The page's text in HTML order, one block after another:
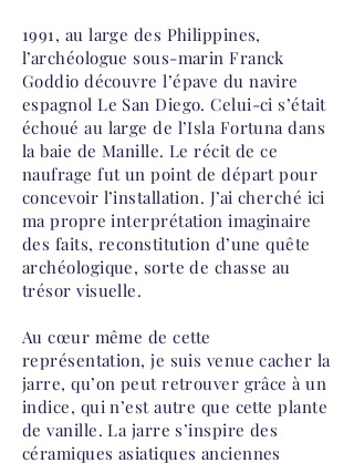
1991, au large des Philippines,
l’archéologue sous-marin Franck
Goddio découvre l’épave du navire
espagnol Le San Diego. Celui-ci s’était
échoué au large de l’Isla Fortuna dans
la baie de Manille. Le récit de ce
naufrage fut un point de départ pour
concevoir l’installation. J’ai cherché ici
ma propre interprétation imaginaire
des faits, reconstitution d’une quête
archéologique, sorte de chasse au
trésor visuelle.
Au cœur même de cette
représentation, je suis venue cacher la
jarre, qu’on peut retrouver grâce à un
indice, qui n’est autre que cette plante
de vanille. La jarre s’inspire des
céramiques asiatiques anciennes